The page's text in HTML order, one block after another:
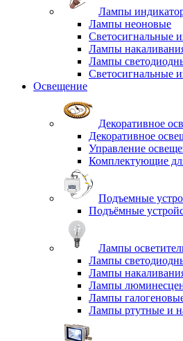
Лампы
Лампы неоновые
Светосигнальные
Лампы
Лампы
Светосигнальные
Освещение
Декоративное
Декоративное
Управление
Комплектующие
Подъемные
Подъёмные
Лампы
Лампы
Лампы
Лампы
Лампы
Лампы ртутные и